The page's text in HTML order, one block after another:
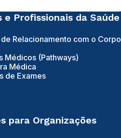
e Profissionais da Saúde
Relacionamento com o Corpo
Médicos (Pathways)
Médica
de Exames
para Organizações